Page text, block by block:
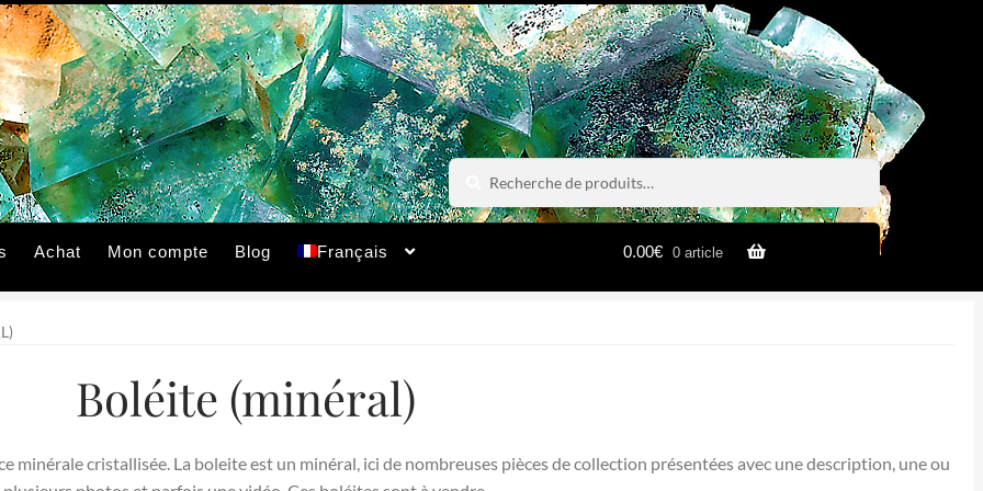
Recherche
pour :
Recherche
Achat Mon compte Blog Français 0.00€ 0 article
Boléite (minéral)
minérale cristallisée. La boleite est un minéral, ici de nombreuses pièces de collection présentées avec une description, une ou